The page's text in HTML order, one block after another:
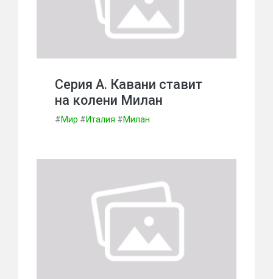
Серия А. Кавани ставит
на колени Милан
#Мир #Италия #Милан